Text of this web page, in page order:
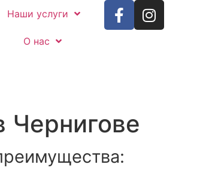
Наши услуги
О нас
Чернигове